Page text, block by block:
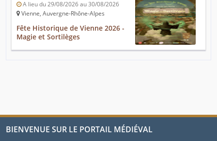
A lieu du 29/08/2026 au 30/08/2026
Vienne, Auvergne-Rhône-Alpes
Fête Historique de Vienne 2026 -
Magie et Sortilèges
BIENVENUE SUR LE PORTAIL MÉDIÉVAL